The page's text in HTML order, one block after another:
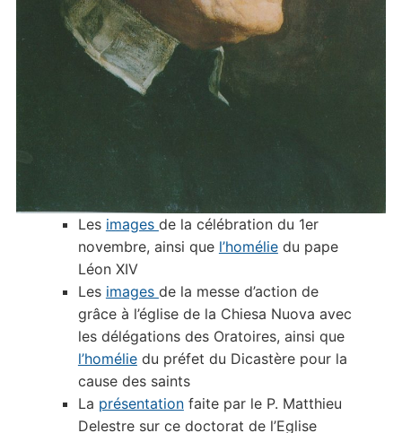
Les images de la célébration du 1er
novembre, ainsi que l’homéliedu pape
Léon XIV
Les images de la messe d’action de
grâce à l’église de la Chiesa Nuova avec
les délégations des Oratoires, ainsi que
l’homéliedu préfet du Dicastère pour la
cause des saints
La présentationfaite par le P. Matthieu
Delestre sur ce doctorat de l’Eglise